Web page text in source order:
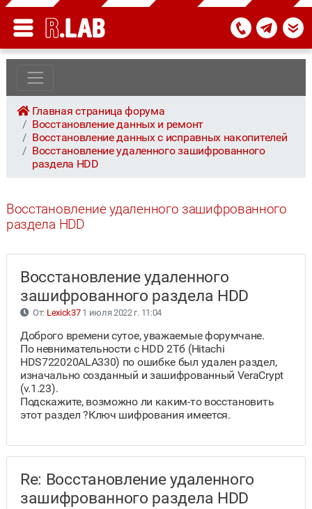
Главная страница форума
Восстановление данных и ремонт
Восстановление данных с исправных накопителей
Восстановление удаленного зашифрованного
раздела HDD
Восстановление удаленного зашифрованного
раздела HDD
Восстановление удаленного
зашифрованного раздела HDD
От: Lexick371 июля 2022 г. 11:04
Доброго времени сутое, уважаемые форумчане.
По невнимательности с HDD 2Тб (Hitachi
HDS722020ALA330) по ошибке был удален раздел,
изначально созданный и зашифрованный VeraCrypt
(v.1.23).
Подскажите, возможно ли каким-то восстановить
этот раздел ?Ключ шифрования имеется.
Re: Восстановление удаленного
зашифрованного раздела HDD